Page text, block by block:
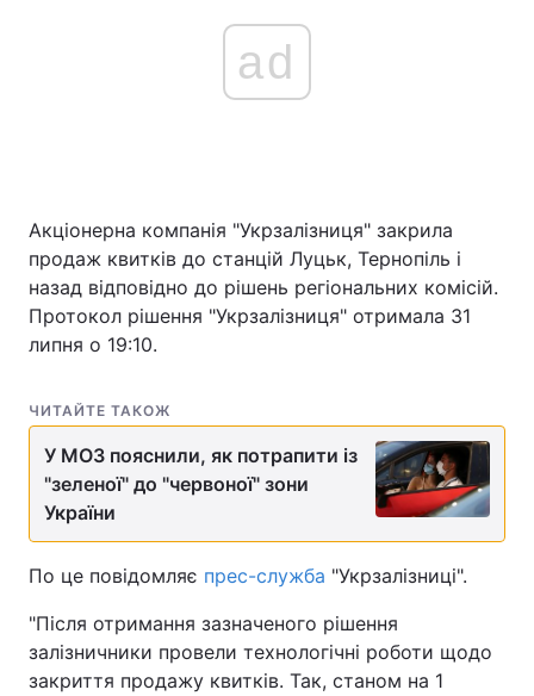
ad
Акціонерна компанія "Укрзалізниця" закрила
продаж квитків до станцій Луцьк, Тернопіль і
назад відповідно до рішень регіональних комісій.
Протокол рішення "Укрзалізниця" отримала 31
липня о 19:10.
ЧИТАЙТЕ ТАКОЖ
У МОЗ пояснили, як потрапити із
"зеленої" до "червоної" зони
України
По це повідомляє прес-служба "Укрзалізниці".
"Після отримання зазначеного рішення
залізничники провели технологічні роботи щодо
закриття продажу квитків. Так, станом на 1